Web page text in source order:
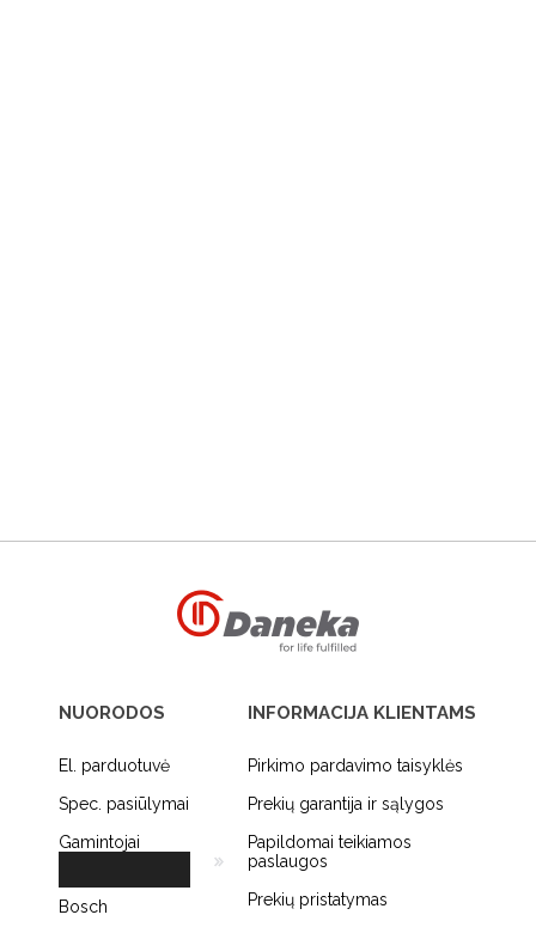
NUORODOS
El. parduotuvė
Spec. pasiūlymai
Gamintojai
Bosch
INFORMACIJA KLIENTAMS
Pirkimo pardavimo taisyklės
Prekių garantija ir sąlygos
Papildomai teikiamos
paslaugos
Prekių pristatymas